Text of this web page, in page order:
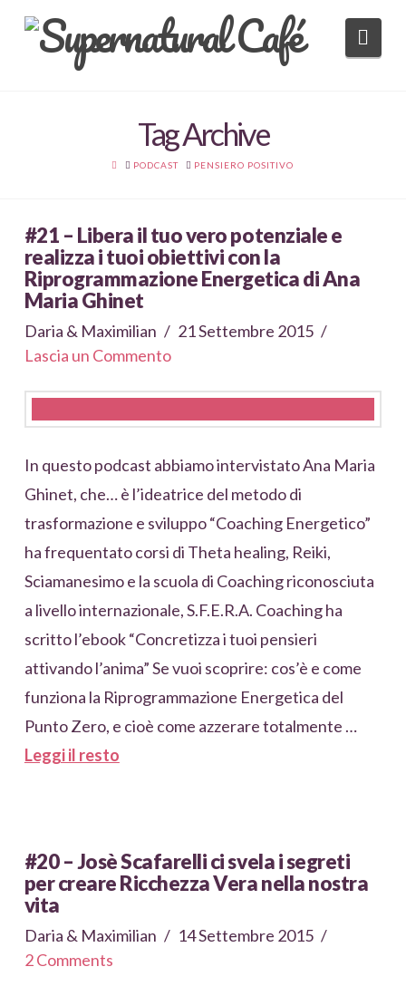
Tag Archive
HOMEPODCAST PENSIERO POSITIVO
#21 – Libera il tuo vero potenziale e
realizza i tuoi obiettivi con la
Riprogrammazione Energetica di Ana
Maria Ghinet
Daria & Maximilian
21 Settembre 2015
Lascia un Commento
In questo podcast abbiamo intervistato Ana Maria
Ghinet, che… è l’ideatrice del metodo di
trasformazione e sviluppo “Coaching Energetico”
ha frequentato corsi di Theta healing, Reiki,
Sciamanesimo e la scuola di Coaching riconosciuta
a livello internazionale, S.F.E.R.A. Coaching ha
scritto l’ebook “Concretizza i tuoi pensieri
attivando l’anima” Se vuoi scoprire: cos’è e come
funziona la Riprogrammazione Energetica del
Punto Zero, e cioè come azzerare totalmente …
Leggi il resto
#20 – Josè Scafarelli ci svela i segreti
per creare Ricchezza Vera nella nostra
vita
Daria & Maximilian
14 Settembre 2015
2 Comments